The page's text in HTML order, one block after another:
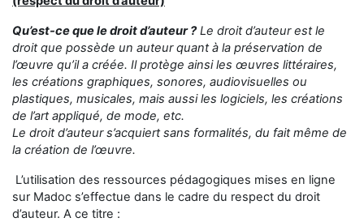
Qu’est-ce que le droit d’auteur ?Le droit d’auteur est le
droit que possède un auteur quant à la préservation de
l’œuvre qu’il a créée. Il protège ainsi les œuvres littéraires,
les créations graphiques, sonores, audiovisuelles ou
plastiques, musicales, mais aussi les logiciels, les créations
de l’art appliqué, de mode, etc.
Le droit d’auteur s’acquiert sans formalités, du fait même de
la création de l’œuvre.
L’utilisation des ressources pédagogiques mises en ligne
sur Madoc s’effectue dans le cadre du respect du droit
d’auteur. A ce titre :